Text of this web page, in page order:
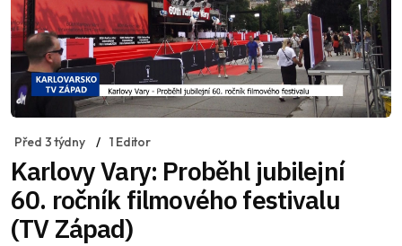
Před 3 týdny 1 Editor
Karlovy Vary: Proběhl jubilejní
60. ročník filmového festivalu
(TV Západ)